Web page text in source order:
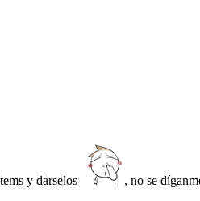
y darselos , no se